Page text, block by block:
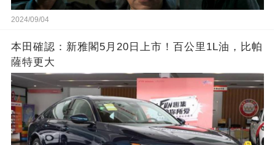
2024/09/04
本田確認：新雅閣5月20日上市！百公里1L油，比帕
薩特更大